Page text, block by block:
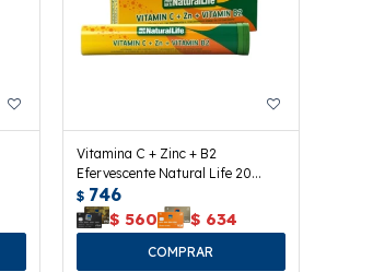
Vitamina C + Zinc + B2
Efervescente Natural Life 20
Tabletas
$ 746
$ 560 $ 634